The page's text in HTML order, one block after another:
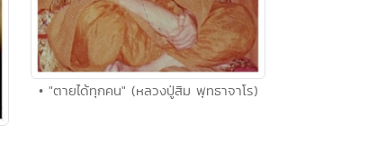
• "ตายได้ทุกคน" (หลวงปู่สิม พุทธาจาโร)